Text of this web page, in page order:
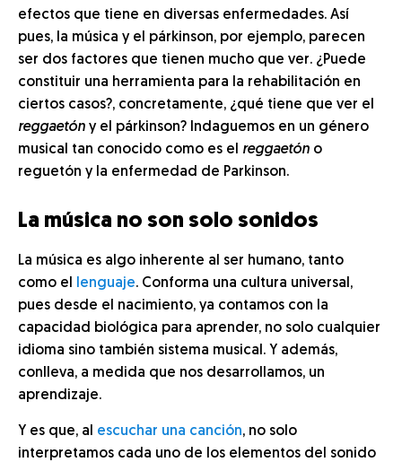
efectos que tiene en diversas enfermedades. Así
pues, la música y el párkinson, por ejemplo, parecen
ser dos factores que tienen mucho que ver. ¿Puede
constituir una herramienta para la rehabilitación en
ciertos casos?, concretamente, ¿qué tiene que ver el
reggaetón y el párkinson? Indaguemos en un género
musical tan conocido como es el reggaetón o
reguetón y la enfermedad de Parkinson.
La música no son solo sonidos
La música es algo inherente al ser humano, tanto
como el
lenguaje. Conforma una cultura universal,
pues desde el nacimiento, ya contamos con la
capacidad biológica para aprender, no solo cualquier
idioma sino también sistema musical. Y además,
conlleva, a medida que nos desarrollamos, un
aprendizaje.
Y es que, al escuchar una canción, no solo
interpretamos cada uno de los elementos del sonido